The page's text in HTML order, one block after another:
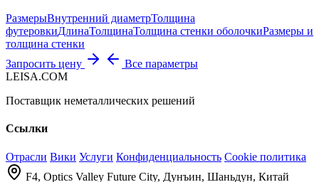
РазмерыВнутренний диаметрТолщина
футеровкиДлинаТолщинаТолщина стенки оболочкиРазмеры и
толщина стенки
Запросить цену
Все параметры
LEISA.COM
Поставщик неметаллических решений
Ссылки
Отрасли Вики Услуги Конфиденциальность Cookie политика
F4, Optics Valley Future City, Дунъин, Шаньдун, Китай